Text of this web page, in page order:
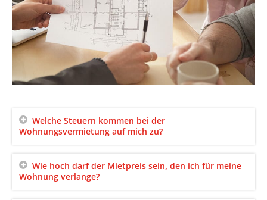
Welche Steuern kommen bei der
Wohnungsvermietung auf mich zu?
Wie hoch darf der Mietpreis sein, den ich für meine
Wohnung verlange?